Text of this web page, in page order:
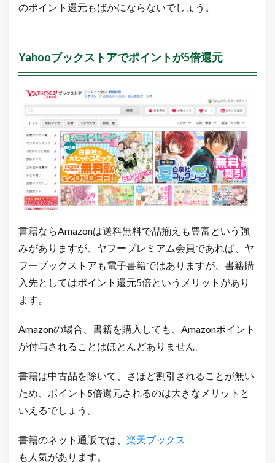
のポイント還元もばかにならないでしょう。
Yahooブックストアでポイントが5倍還元
書籍ならAmazonは送料無料で品揃えも豊富という強
みがありますが、ヤフープレミアム会員であれば、ヤ
フーブックストアも電子書籍ではありますが、書籍購
入先としてはポイント還元5倍というメリットがあり
ます。
Amazonの場合、書籍を購入しても、Amazonポイント
が付与されることはほとんどありません。
書籍は中古品を除いて、さほど割引されることが無い
ため、ポイント5倍還元されるのは大きなメリットと
いえるでしょう。
書籍のネット通販では、 楽天ブックス
も人気があります。